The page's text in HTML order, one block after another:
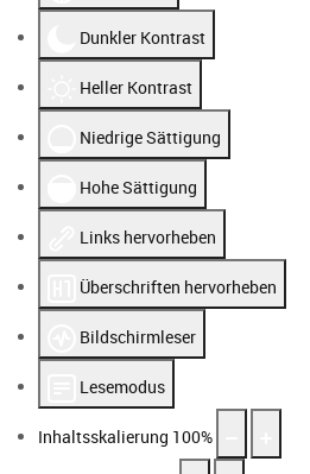
Dunkler Kontrast
Heller Kontrast
Niedrige Sättigung
Hohe Sättigung
Links hervorheben
Überschriften hervorheben
Bildschirmleser
Lesemodus
Inhaltsskalierung 100%